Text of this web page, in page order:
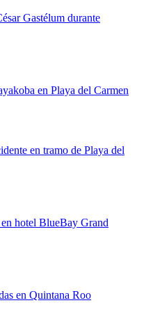
Gastélum durante
en Playa del Carmen
en tramo de Playa del
hotel BlueBay Grand
en Quintana Roo